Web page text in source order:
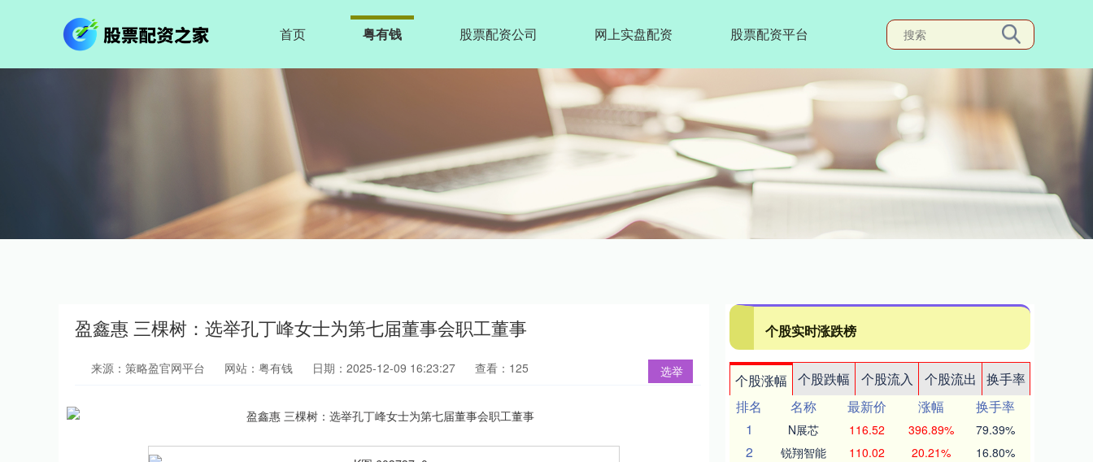
首页 粤有钱 股票配资公司 网上实盘配资 股票配资平台
盈鑫惠 三棵树：选举孔丁峰女士为第七届董事会职工董事
选举
来源：策略盈官网平台 网站：粤有钱 日期：2025-12-09 16:23:27 查看：125
个股实时涨跌榜
个股涨幅 个股跌幅 个股流入 个股流出
换手率
排名
名称 最新价 涨幅
换手率
1
N展芯 116.52 396.89% 79.39%
2 锐翔智能 110.02 20.21% 16.80%